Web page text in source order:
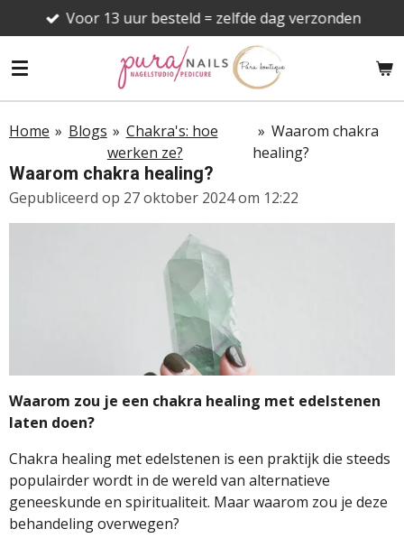
direct
naar
hoofdinhoud
Voor 13 uur besteld = zelfde dag verzonden
Home » Blogs » Chakra's: hoe
werken ze?
» Waarom chakra
healing?
Waarom chakra healing?
Gepubliceerd op 27 oktober 2024 om 12:22
Waarom zou je een chakra healing met edelstenen
laten doen?
Chakra healing met edelstenen is een praktijk die steeds
populairder wordt in de wereld van alternatieve
geneeskunde en spiritualiteit. Maar waarom zou je deze
behandeling overwegen?